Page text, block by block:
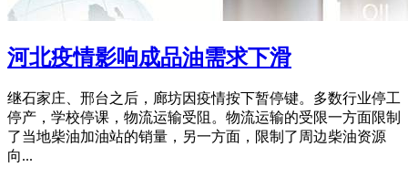
河北疫情影响成品油需求下滑
继石家庄、邢台之后，廊坊因疫情按下暂停键。多数行业停工
停产，学校停课，物流运输受阻。物流运输的受限一方面限制
了当地柴油加油站的销量，另一方面，限制了周边柴油资源
向...